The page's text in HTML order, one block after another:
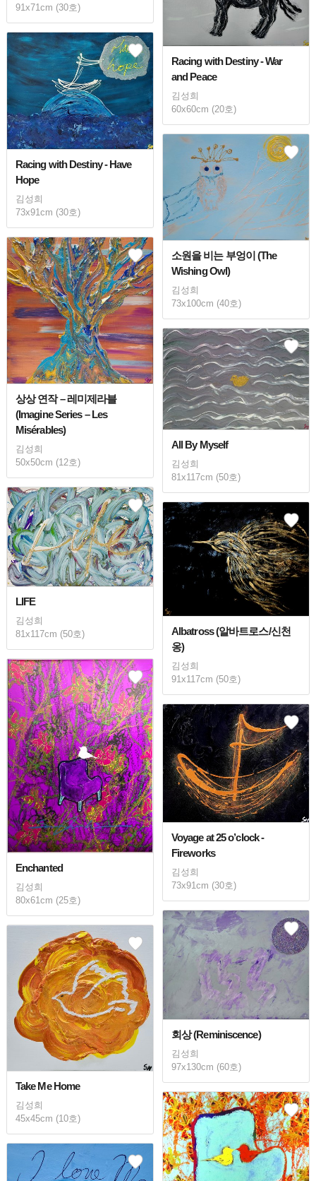
91x71cm (30호)
Racing with Destiny - War
and Peace
김성희
60x60cm (20호)
Racing with Destiny - Have
Hope
김성희
73x91cm (30호)
소원을 비는 부엉이 (The
Wishing Owl)
김성희
73x100cm (40호)
상상 연작 – 레미제라블
(Imagine Series – Les
Misérables)
김성희
50x50cm (12호)
All By Myself
김성희
81x117cm (50호)
LIFE
김성희
81x117cm (50호)
Albatross (알바트로스/신천
옹)
김성희
91x117cm (50호)
Enchanted
김성희
80x61cm (25호)
Voyage at 25 o’clock -
Fireworks
김성희
73x91cm (30호)
회상 (Reminiscence)
김성희
97x130cm (60호)
Take Me Home
김성희
45x45cm (10호)